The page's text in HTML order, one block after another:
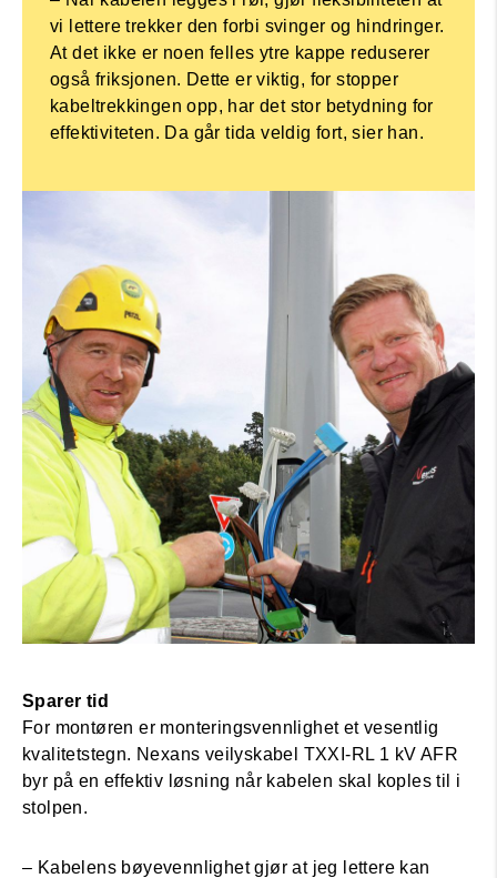
vi lettere trekker den forbi svinger og hindringer.
At det ikke er noen felles ytre kappe reduserer
også friksjonen. Dette er viktig, for stopper
kabeltrekkingen opp, har det stor betydning for
effektiviteten. Da går tida veldig fort, sier han.
Sparer tid
For montøren er monteringsvennlighet et vesentlig
kvalitetstegn. Nexans veilyskabel TXXI-RL 1 kV AFR
byr på en effektiv løsning når kabelen skal koples til i
stolpen.
– Kabelens bøyevennlighet gjør at jeg lettere kan